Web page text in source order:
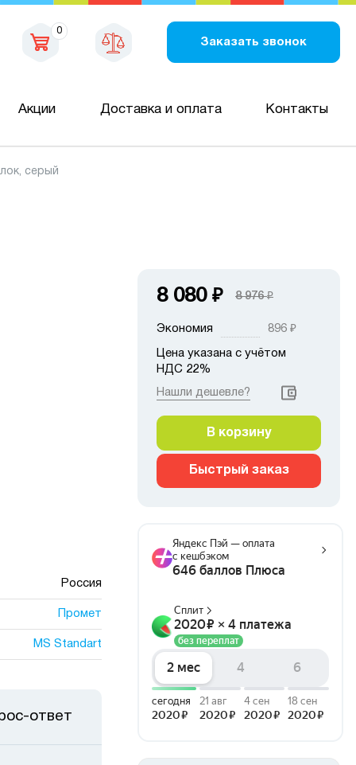
0
Заказать звонок
Акции Доставка и оплата Контакты
серый
Россия
Промет
MS Standart
ответ
8 080 ₽ 8 976₽
Экономия 896 ₽
Цена указана с учётом
НДС 22%
Нашли дешевле?
В корзину
Быстрый заказ